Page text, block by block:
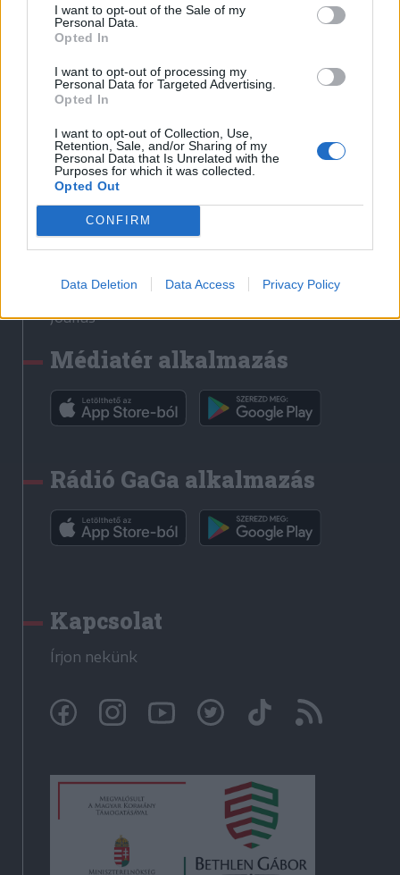
I want to opt-out of the Sale of my
Personal Data.
Opted In
I want to opt-out of processing my
Personal Data for Targeted Advertising.
Opted In
I want to opt-out of Collection, Use,
Retention, Sale, and/or Sharing of my
Personal Data that Is Unrelated with the
Purposes for which it was collected.
Opted Out
CONFIRM
Data Deletion Data Access Privacy Policy
Sütibeállítások
Médiatér
Liget
Krónika
Bihari Napló
Erdélyi Napló
Főtér
Rádió GaGa
Jóállás
Médiatér alkalmazás
Rádió GaGa alkalmazás
Kapcsolat
Írjon nekünk